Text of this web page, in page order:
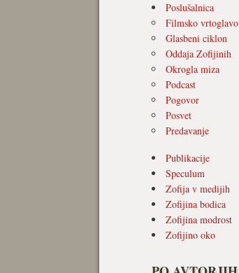
Poslušalnica
Filmsko vrtoglavo
Glasbeni ciklon
Oddaja Zofijinih
Okrogla miza
Podcast
Pogovor
Posvet
Predavanje
Publikacije
Speculum
Zofija v medijih
Zofijina bodica
Zofijina modrost
Zofijino oko